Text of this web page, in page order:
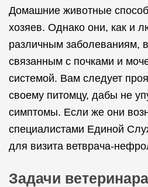
Домашние животные
хозяев. Однако они, как и
различным заболеваниям,
связанным с почками и
системой. Вам следует
своему питомцу, дабы не
симптомы. Если же они
специалистами Единой
для визита ветврача-
Задачи